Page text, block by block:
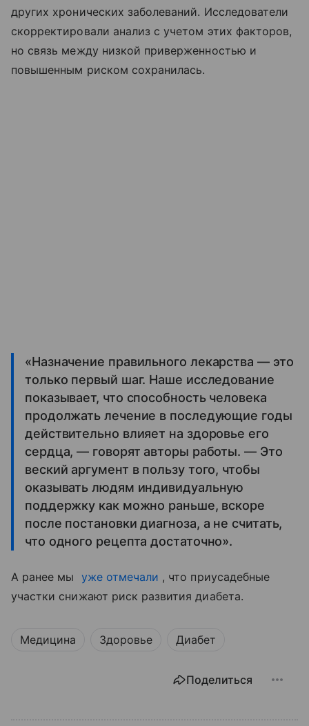
других хронических заболеваний. Исследователи
скорректировали анализ с учетом этих факторов,
но связь между низкой приверженностью и
повышенным риском сохранилась.
«Назначение правильного лекарства — это
только первый шаг. Наше исследование
показывает, что способность человека
продолжать лечение в последующие годы
действительно влияет на здоровье его
сердца, — говорят авторы работы. — Это
веский аргумент в пользу того, чтобы
оказывать людям индивидуальную
поддержку как можно раньше, вскоре
после постановки диагноза, а не считать,
что одного рецепта достаточно».
А ранее мы уже отмечали , что приусадебные
участки снижают риск развития диабета.
Медицина Здоровье Диабет
Поделиться